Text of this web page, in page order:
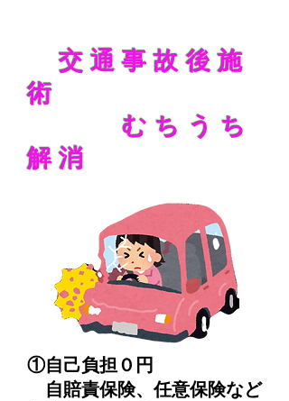
交通事故後施
術
むちうち
解消
①自己負担０円
自賠責保険、任意保険など